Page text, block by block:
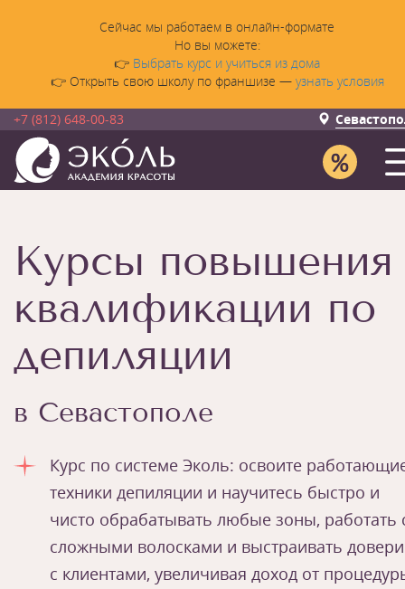
Сейчас мы работаем в онлайн-формате
Но вы можете:
👉 Выбрать курс и учиться из дома
👉 Открыть свою школу по франшизе — узнать условия
+7 (812) 648-00-83
Курсы повышения
квалификации по
депиляции
в Севастополе
Курс по системе Эколь: освоите
техники депиляции и научитесь быстро и
чисто обрабатывать любые зоны, работать
сложными волосками и выстраивать
с клиентами, увеличивая доход от